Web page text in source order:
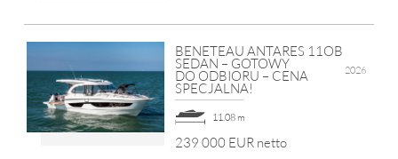
BENETEAU ANTARES 11OB
SEDAN – GOTOWY
DO ODBIORU – CENA
SPECJALNA!
2026
11.08 m
239 000 EUR netto